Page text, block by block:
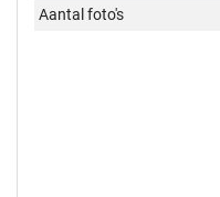
Aantal foto's